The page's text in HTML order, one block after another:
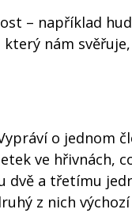
– například
nám
o jednom
ve hřivnách,
dvě a třetímu
z nich